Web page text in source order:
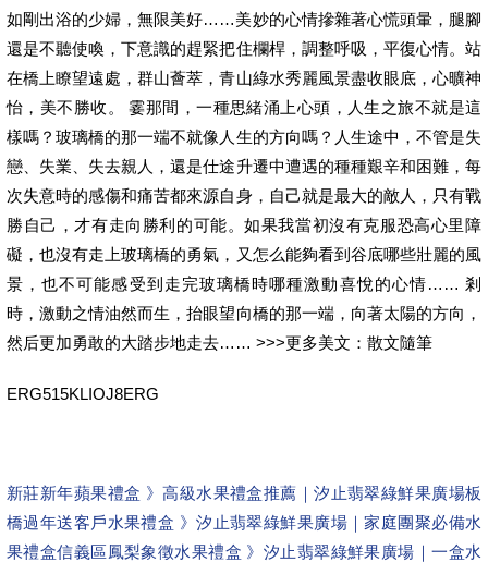
如剛出浴的少婦，無限美好……美妙的心情摻雜著心慌頭暈，腿腳
還是不聽使喚，下意識的趕緊把住欄桿，調整呼吸，平復心情。站
在橋上瞭望遠處，群山薈萃，青山綠水秀麗風景盡收眼底，心曠神
怡，美不勝收。 霎那間，一種思緒涌上心頭，人生之旅不就是這
樣嗎？玻璃橋的那一端不就像人生的方向嗎？人生途中，不管是失
戀、失業、失去親人，還是仕途升遷中遭遇的種種艱辛和困難，每
次失意時的感傷和痛苦都來源自身，自己就是最大的敵人，只有戰
勝自己，才有走向勝利的可能。如果我當初沒有克服恐高心里障
礙，也沒有走上玻璃橋的勇氣，又怎么能夠看到谷底哪些壯麗的風
景，也不可能感受到走完玻璃橋時哪種激動喜悅的心情…… 剎
時，激動之情油然而生，抬眼望向橋的那一端，向著太陽的方向，
然后更加勇敢的大踏步地走去…… >>>更多美文：散文隨筆
ERG515KLIOJ8ERG
新莊新年蘋果禮盒 》高級水果禮盒推薦｜汐止翡翠綠鮮果廣場板
橋過年送客戶水果禮盒 》汐止翡翠綠鮮果廣場｜家庭團聚必備水
果禮盒信義區鳳梨象徵水果禮盒 》汐止翡翠綠鮮果廣場｜一盒水